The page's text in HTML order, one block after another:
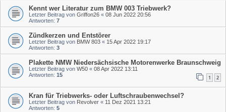
Kennt wer Literatur zum BMW 003 Triebwerk?
Letzter Beitrag von Griffon26 « 08 Jun 2022 20:56
Antworten: 7
Zündkerzen und Entstörer
Letzter Beitrag von BMW 803 « 15 Apr 2022 19:17
Antworten: 3
Plakette NMW Niedersächsische Motorenwerke Braunschweig
Letzter Beitrag von W50 « 08 Apr 2022 13:11
Antworten: 15 1 2
Kran für Triebwerks- oder Luftschraubenwechsel?
Letzter Beitrag von Revolver « 11 Dez 2021 13:21
Antworten: 5